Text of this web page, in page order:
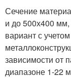
Сечение
и до 500х400 мм,
вариант с
зависимости от
диапазоне 1-22